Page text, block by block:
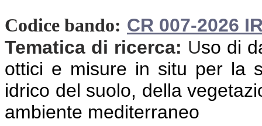
Codice bando: CR 007-2026
Tematica di ricerca: Uso di
ottici e misure in situ per la
idrico del suolo, della
ambiente mediterraneo